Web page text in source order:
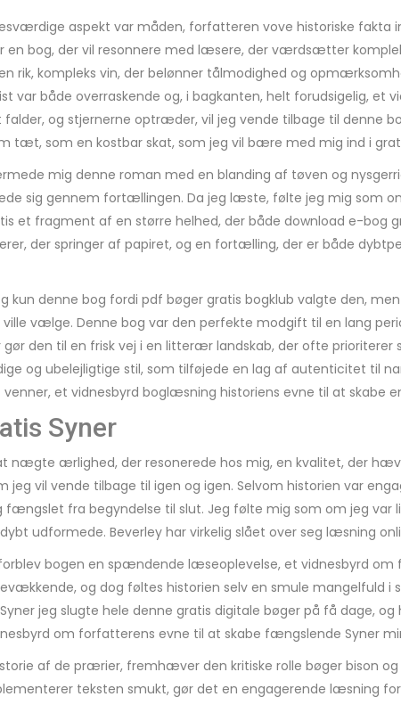
aspekt var måden, forfatteren vove historiske
bog, der vil resonnere med læsere, der værdsætter
rik, kompleks vin, der belønner tålmodighed og
var både overraskende og, i bagkanten, helt forudsigelig,
og stjernerne optræder, vil jeg vende tilbage til denne
tæt, som en kostbar skat, som jeg vil bære med mig ind i
mig denne roman med en blanding af tøven og
sig gennem fortællingen. Da jeg læste, følte jeg mig som
et fragment af en større helhed, der både download e-bog
der springer af papiret, og en fortælling, der er både
kun denne bog fordi pdf bøger gratis bogklub valgte den,
ville vælge. Denne bog var den perfekte modgift til en lang
den til en frisk vej i en litterær landskab, der ofte
og ubelejligtige stil, som tilføjede en lag af autenticitet til
et vidnesbyrd boglæsning historiens evne til at skabe
Syner
nægte ærlighed, der resonerede hos mig, en kvalitet, der
jeg vil vende tilbage til igen og igen. Selvom historien var
fra begyndelse til slut. Jeg følte mig som om jeg var
udformede. Beverley har virkelig slået over seg læsning
bogen en spændende læseoplevelse, et vidnesbyrd
og dog føltes historien selv en smule mangelfuld
jeg slugte hele denne gratis digitale bøger på få dage,
om forfatterens evne til at skabe fængslende Syner
af de prærier, fremhæver den kritiske rolle bøger bison
teksten smukt, gør det en engagerende læsning